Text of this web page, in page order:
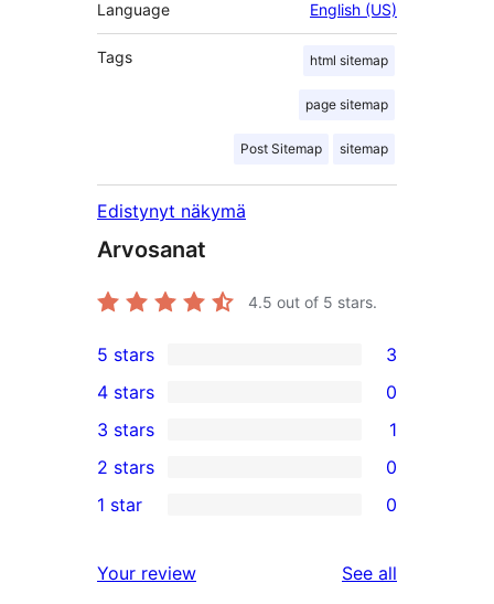
Language English (US)
Tags html sitemap
page sitemap
Post Sitemap sitemap
Edistynyt näkymä
Arvosanat
4.5 out of 5 stars.
3
5-
star
reviews
5 stars 3
4-
star
reviews
4 stars 0
1
3-
star
3 stars 1
2-
reviews
2 stars 0
star
1 star 0
Your review See all